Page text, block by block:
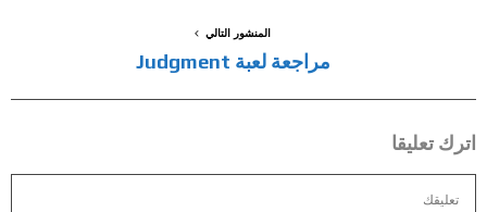
المنشور التالي
مراجعة لعبة Judgment
اترك تعليقا